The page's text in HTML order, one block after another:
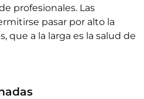
profesionales. Las
pasar por alto la
que a la larga es la salud de